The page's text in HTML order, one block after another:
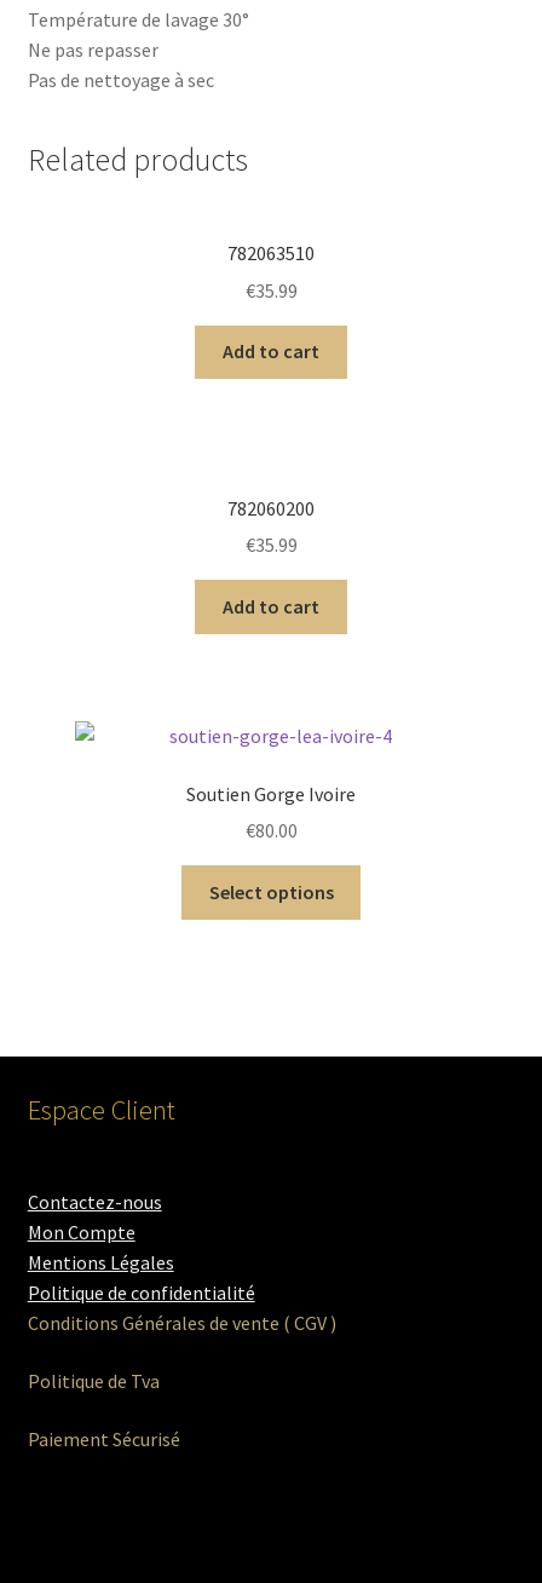
Température de lavage 30°
Ne pas repasser
Pas de nettoyage à sec
Related products
782063510
€35.99
Add to cart
782060200
€35.99
Add to cart
Soutien Gorge Ivoire
€80.00
Select options
Espace Client
Contactez-nous
Mon Compte
Mentions Légales
Politique de confidentialité
Conditions Générales de vente ( CGV )
Politique de Tva
Paiement Sécurisé